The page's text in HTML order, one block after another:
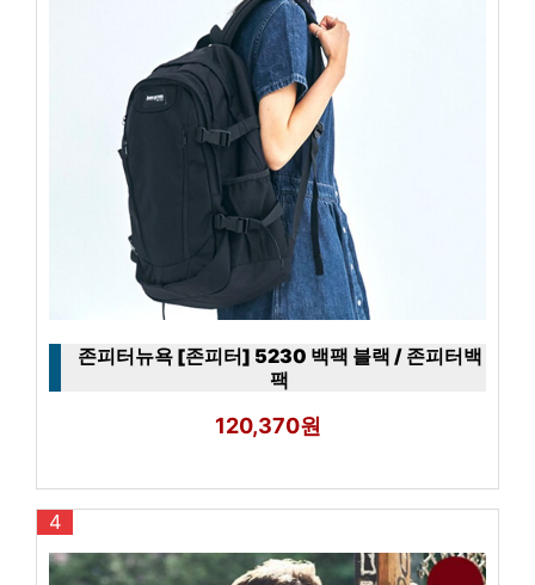
존피터뉴욕 [존피터] 5230 백팩 블랙 / 존피터백
팩
120,370원
4